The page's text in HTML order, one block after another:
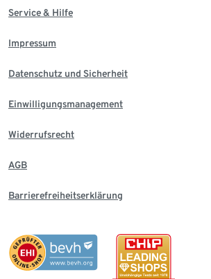
Service & Hilfe
Impressum
Datenschutz und Sicherheit
Einwilligungsmanagement
Widerrufsrecht
AGB
Barrierefreiheitserklärung